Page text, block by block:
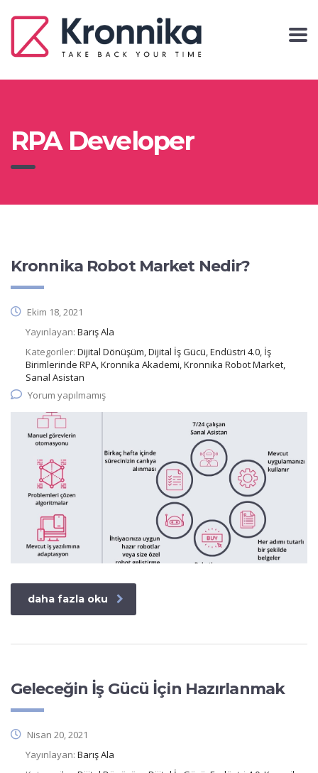
RPA Developer
Kronnika Robot Market Nedir?
Ekim 18, 2021
Yayınlayan: Barış Ala
Kategoriler: Dijital Dönüşüm, Dijital İş Gücü, Endüstri 4.0, İş
Birimlerinde RPA, Kronnika Akademi, Kronnika Robot Market,
Sanal Asistan
Yorum yapılmamış
daha fazla oku
Geleceğin İş Gücü İçin Hazırlanmak
Nisan 20, 2021
Yayınlayan: Barış Ala